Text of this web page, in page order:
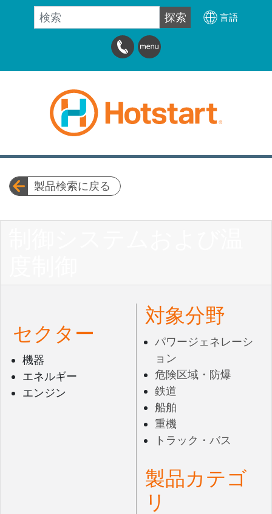
検索 探索 言語
製品検索に戻る
セクター
機器
エネルギー
エンジン
対象分野
パワージェネレーシ
ョン
危険区域・防爆
鉄道
船舶
重機
トラック・バス
製品カテゴ
リ